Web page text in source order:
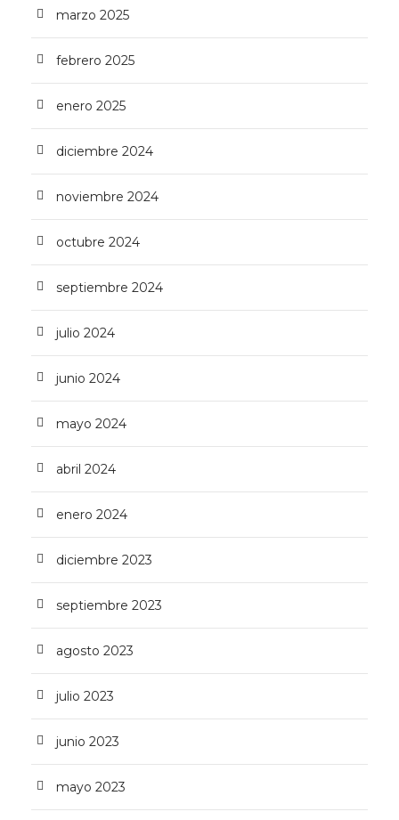
marzo 2025
febrero 2025
enero 2025
diciembre 2024
noviembre 2024
octubre 2024
septiembre 2024
julio 2024
junio 2024
mayo 2024
abril 2024
enero 2024
diciembre 2023
septiembre 2023
agosto 2023
julio 2023
junio 2023
mayo 2023